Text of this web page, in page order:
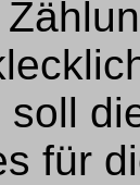
soll
für